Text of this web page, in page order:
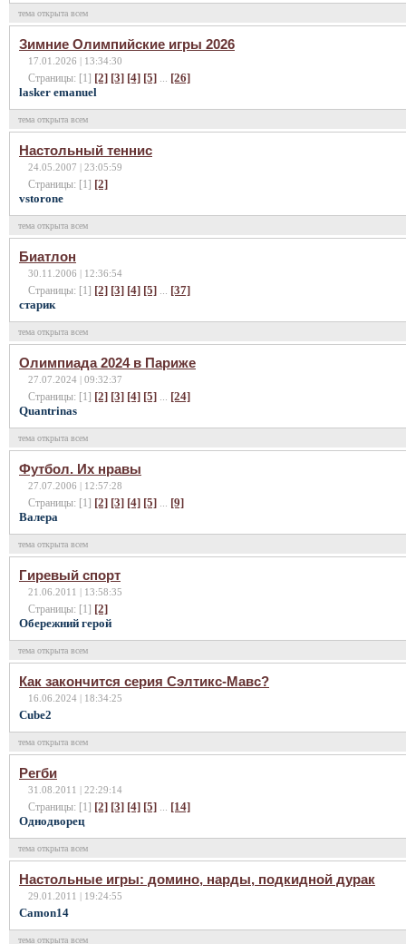
тема открыта всем
Зимние Олимпийские игры 2026
17.01.2026 | 13:34:30
Страницы: [1] [2] [3] [4] [5] ... [26]
lasker emanuel
тема открыта всем
Настольный теннис
24.05.2007 | 23:05:59
Страницы: [1] [2]
vstorone
тема открыта всем
Биатлон
30.11.2006 | 12:36:54
Страницы: [1] [2] [3] [4] [5] ... [37]
старик
тема открыта всем
Олимпиада 2024 в Париже
27.07.2024 | 09:32:37
Страницы: [1] [2] [3] [4] [5] ... [24]
Quantrinas
тема открыта всем
Футбол. Их нравы
27.07.2006 | 12:57:28
Страницы: [1] [2] [3] [4] [5] ... [9]
Валера
тема открыта всем
Гиревый спорт
21.06.2011 | 13:58:35
Страницы: [1] [2]
Обережний герой
тема открыта всем
Как закончится серия Сэлтикс-Мавс?
16.06.2024 | 18:34:25
Cube2
тема открыта всем
Регби
31.08.2011 | 22:29:14
Страницы: [1] [2] [3] [4] [5] ... [14]
Однодворец
тема открыта всем
Настольные игры: домино, нарды, подкидной дурак
29.01.2011 | 19:24:55
Camon14
тема открыта всем